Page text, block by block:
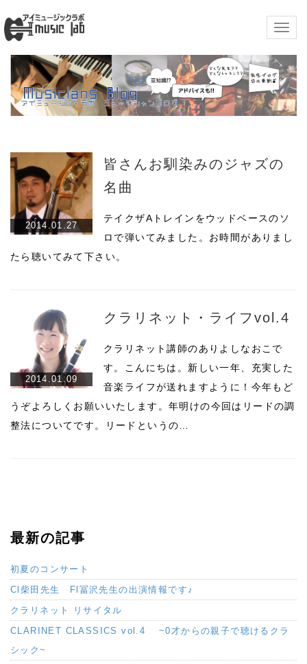
2014.01.27
皆さんお馴染みのジャズの
名曲
テイクザAトレインをウッドベースのソ
ロで弾いてみました。お時間がありまし
たら聴いてみて下さい。
2014.01.09
クラリネット・ライフvol.4
クラリネット講師のありよしなおこで
す。こんにちは。新しい一年、充実した
音楽ライフが送れますように！今年もど
うぞよろしくお願いいたします。年明けの今回はリードの調
整法についてです。リードというの…
最新の記事
初夏のコンサート
Cl柴田先生 Fl冨沢先生の出演情報です♪
クラリネット リサイタル
CLARINET CLASSICS vol.4 ~0才からの親子で聴けるクラ
シック~